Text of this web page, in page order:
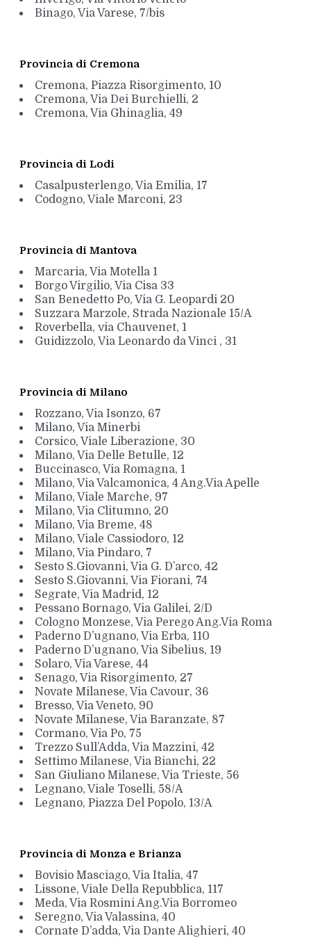
Binago, Via Varese, 7/bis
Provincia di Cremona
Cremona, Piazza Risorgimento, 10
Cremona, Via Dei Burchielli, 2
Cremona, Via Ghinaglia, 49
Provincia di Lodi
Casalpusterlengo, Via Emilia, 17
Codogno, Viale Marconi, 23
Provincia di Mantova
Marcaria, Via Motella 1
Borgo Virgilio, Via Cisa 33
San Benedetto Po, Via G. Leopardi 20
Suzzara Marzole, Strada Nazionale 15/A
Roverbella, via Chauvenet, 1
Guidizzolo, Via Leonardo da Vinci , 31
Provincia di Milano
Rozzano, Via Isonzo, 67
Milano, Via Minerbi
Corsico, Viale Liberazione, 30
Milano, Via Delle Betulle, 12
Buccinasco, Via Romagna, 1
Milano, Via Valcamonica, 4 Ang.Via Apelle
Milano, Viale Marche, 97
Milano, Via Clitumno, 20
Milano, Via Breme, 48
Milano, Viale Cassiodoro, 12
Milano, Via Pindaro, 7
Sesto S.Giovanni, Via G. D’arco, 42
Sesto S.Giovanni, Via Fiorani, 74
Segrate, Via Madrid, 12
Pessano Bornago, Via Galilei, 2/D
Cologno Monzese, Via Perego Ang.Via Roma
Paderno D’ugnano, Via Erba, 110
Paderno D’ugnano, Via Sibelius, 19
Solaro, Via Varese, 44
Senago, Via Risorgimento, 27
Novate Milanese, Via Cavour, 36
Bresso, Via Veneto, 90
Novate Milanese, Via Baranzate, 87
Cormano, Via Po, 75
Trezzo Sull’Adda, Via Mazzini, 42
Settimo Milanese, Via Bianchi, 22
San Giuliano Milanese, Via Trieste, 56
Legnano, Viale Toselli, 58/A
Legnano, Piazza Del Popolo, 13/A
Provincia di Monza e Brianza
Bovisio Masciago, Via Italia, 47
Lissone, Viale Della Repubblica, 117
Meda, Via Rosmini Ang.Via Borromeo
Seregno, Via Valassina, 40
Cornate D’adda, Via Dante Alighieri, 40